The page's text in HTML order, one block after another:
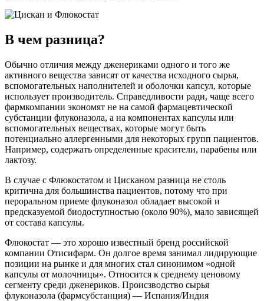
В чем разница?
Обычно отличия между дженериками одного и того же
активного вещества зависят от качества исходного сырья,
вспомогательных наполнителей и оболочки капсул, которые
использует производитель. Справедливости ради, чаще всего
фармкомпании экономят не на самой фармацевтической
субстанции флуконазола, а на компонентах капсулы или
вспомогательных веществах, которые могут быть
потенциально аллергенными для некоторых групп пациентов.
Например, содержать определенные красители, парабены или
лактозу.
В случае с Флюкостатом и Цисканом разница не столь
критична для большинства пациентов, потому что при
пероральном приеме флуконазол обладает высокой и
предсказуемой биодоступностью (около 90%), мало зависящей
от состава капсулы.
Флюкостат — это хорошо известный бренд российской
компании Отисифарм. Он долгое время занимал лидирующие
позиции на рынке и для многих стал синонимом «одной
капсулы от молочницы». Относится к среднему ценовому
сегменту среди дженериков. Происзводство сырья
флуконазола (фармсубстанция) — Испания/Индия